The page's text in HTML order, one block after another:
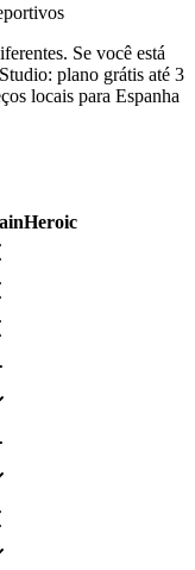
Se você está
plano grátis até 3
locais para Espanha